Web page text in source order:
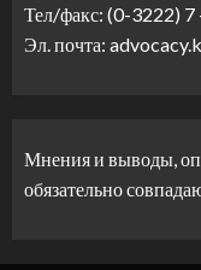
Тел/факс: (0-3222)
Эл. почта:
Мнения и выводы,
обязательно